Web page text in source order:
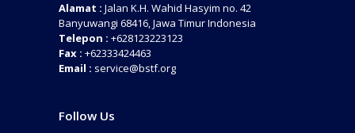
Alamat : Jalan K.H. Wahid Hasyim no. 42
Banyuwangi 68416, Jawa Timur Indonesia
Telepon : +628123223123
Fax : +62333424463
Email : service@bstf.org
Follow Us